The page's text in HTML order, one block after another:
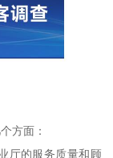
方面：
厅的服务质量和顾